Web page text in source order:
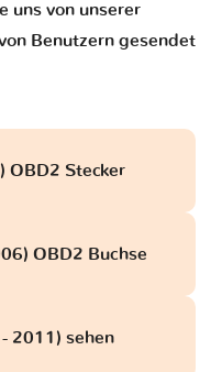
uns von unserer
Benutzern gesendet
OBD2 Stecker
OBD2 Buchse
2011) sehen